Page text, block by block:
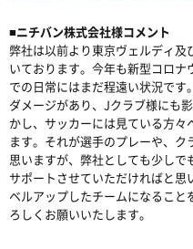
■ニチバン株式会社様コメント
弊社は以前より東京ヴェルディ
いております。今年も新型コロ
での日常にはまだ程遠い状況で
ダメージがあり、Jクラブ様にも
かし、サッカーには見ている方
ます。それが選手のプレーや、
思いますが、弊社としても少しで
サポートさせていただければと
ベルアップしたチームになるこ
ろしくお願いいたします。